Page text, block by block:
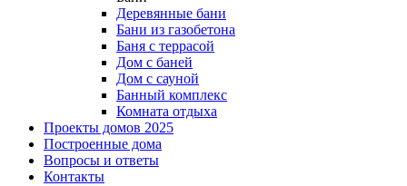
Деревянные бани
Бани из газобетона
Баня с террасой
Дом с баней
Дом с сауной
Банный комплекс
Комната отдыха
Проекты домов 2025
Построенные дома
Вопросы и ответы
Контакты